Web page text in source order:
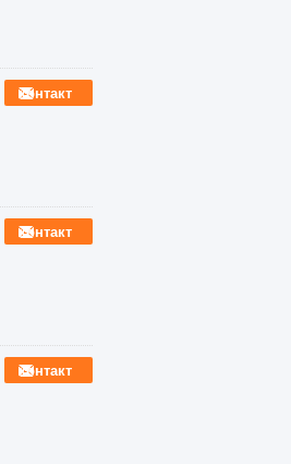
контакт
контакт
контакт